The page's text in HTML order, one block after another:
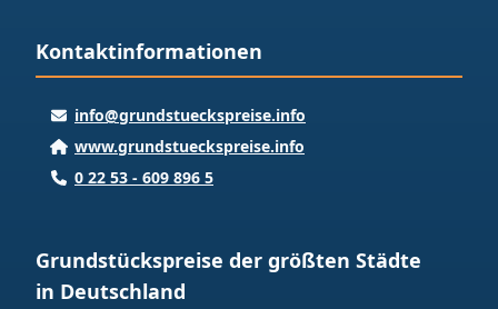
Kontaktinformationen
info@grundstueckspreise.info
www.grundstueckspreise.info
0 22 53 - 609 896 5
Grundstückspreise der größten Städte
in Deutschland